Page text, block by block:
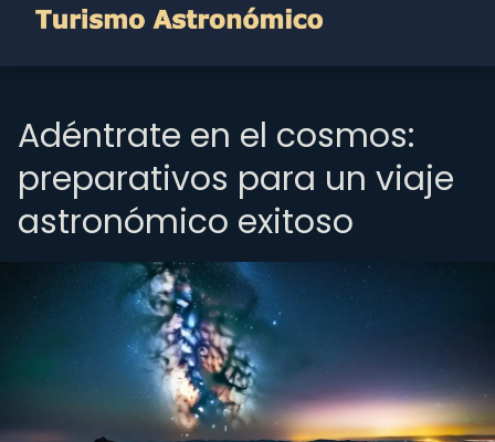
Adéntrate en el cosmos:
preparativos para un viaje
astronómico exitoso